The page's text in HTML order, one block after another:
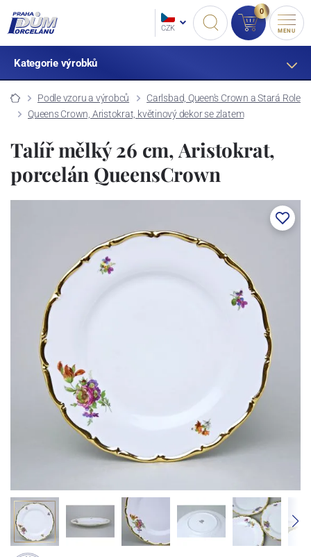
CZK
0
MENU
Kategorie výrobků
Podle vzoru a výrobců
Carlsbad, Queen's Crown a Stará Role
Queens Crown, Aristokrat, květinový dekor se zlatem
Talíř mělký 26 cm, Aristokrat,
porcelán QueensCrown